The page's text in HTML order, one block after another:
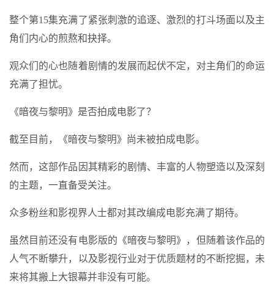
整个第15集充满了紧张刺激的追逐、激烈的打斗场面以及主
角们内心的煎熬和抉择。
观众们的心也随着剧情的发展而起伏不定，对主角们的命运
充满了担忧。
《暗夜与黎明》是否拍成电影了？
截至目前，《暗夜与黎明》尚未被拍成电影。
然而，这部作品因其精彩的剧情、丰富的人物塑造以及深刻
的主题，一直备受关注。
众多粉丝和影视界人士都对其改编成电影充满了期待。
虽然目前还没有电影版的《暗夜与黎明》，但随着该作品的
人气不断攀升，以及影视行业对于优质题材的不断挖掘，未
来将其搬上大银幕并非没有可能。